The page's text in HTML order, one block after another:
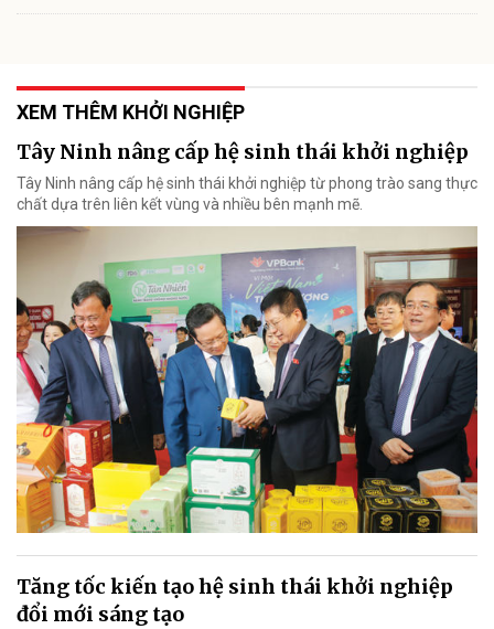
XEM THÊM KHỞI NGHIỆP
Tây Ninh nâng cấp hệ sinh thái khởi nghiệp
Tây Ninh nâng cấp hệ sinh thái khởi nghiệp từ phong trào sang thực
chất dựa trên liên kết vùng và nhiều bên mạnh mẽ.
Tăng tốc kiến tạo hệ sinh thái khởi nghiệp
đổi mới sáng tạo